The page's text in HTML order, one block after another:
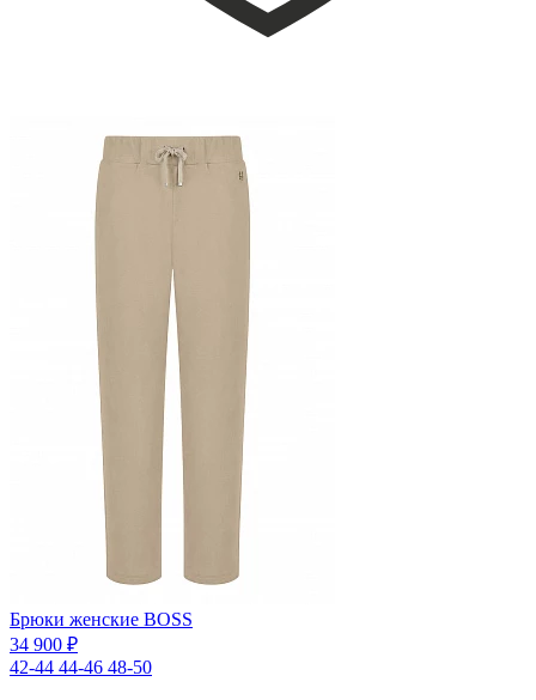
Брюки женские BOSS
34 900 ₽
42-44 44-46 48-50